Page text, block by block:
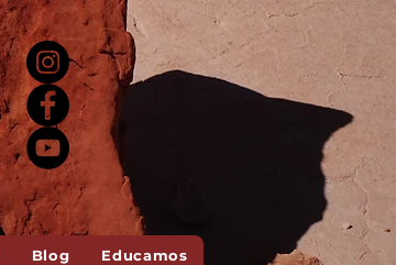
Blog Educamos